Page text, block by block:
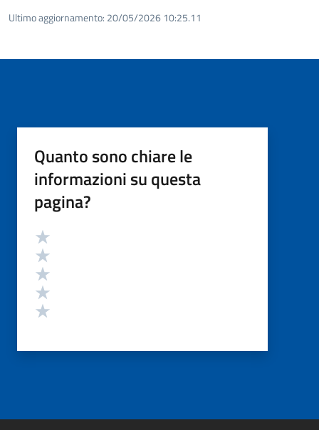
Ultimo aggiornamento: 20/05/2026 10:25.11
Quanto sono chiare le
informazioni su questa
pagina?
Valutazione